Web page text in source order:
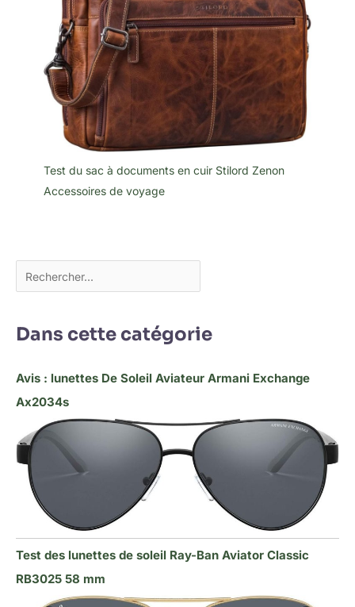
Test du sac à documents en cuir Stilord Zenon
Accessoires de voyage
Dans cette catégorie
Avis : lunettes De Soleil Aviateur Armani Exchange
Ax2034s
Test des lunettes de soleil Ray-Ban Aviator Classic
RB3025 58 mm